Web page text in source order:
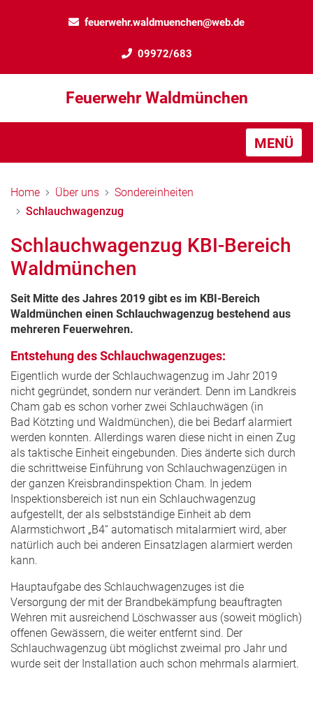
feuerwehr.waldmuenchen@web.de
09972/683
Feuerwehr Waldmünchen
MENÜ
Home Über uns
Sondereinheiten
Schlauchwagenzug
Schlauchwagenzug KBI-Bereich
Waldmünchen
Seit Mitte des Jahres 2019 gibt es im KBI-Bereich
Waldmünchen einen Schlauchwagenzug bestehend aus
mehreren Feuerwehren.
Entstehung des Schlauchwagenzuges:
Eigentlich wurde der Schlauchwagenzug im Jahr 2019
nicht gegründet, sondern nur verändert. Denn im Landkreis
Cham gab es schon vorher zwei Schlauchwägen (in
Bad Kötzting und Waldmünchen), die bei Bedarf alarmiert
werden konnten. Allerdings waren diese nicht in einen Zug
als taktische Einheit eingebunden. Dies änderte sich durch
die schrittweise Einführung von Schlauchwagenzügen in
der ganzen Kreisbrandinspektion Cham. In jedem
Inspektionsbereich ist nun ein Schlauchwagenzug
aufgestellt, der als selbstständige Einheit ab dem
Alarmstichwort „B4“ automatisch mitalarmiert wird, aber
natürlich auch bei anderen Einsatzlagen alarmiert werden
kann.
Hauptaufgabe des Schlauchwagenzuges ist die
Versorgung der mit der Brandbekämpfung beauftragten
Wehren mit ausreichend Löschwasser aus (soweit möglich)
offenen Gewässern, die weiter entfernt sind. Der
Schlauchwagenzug übt möglichst zweimal pro Jahr und
wurde seit der Installation auch schon mehrmals alarmiert.